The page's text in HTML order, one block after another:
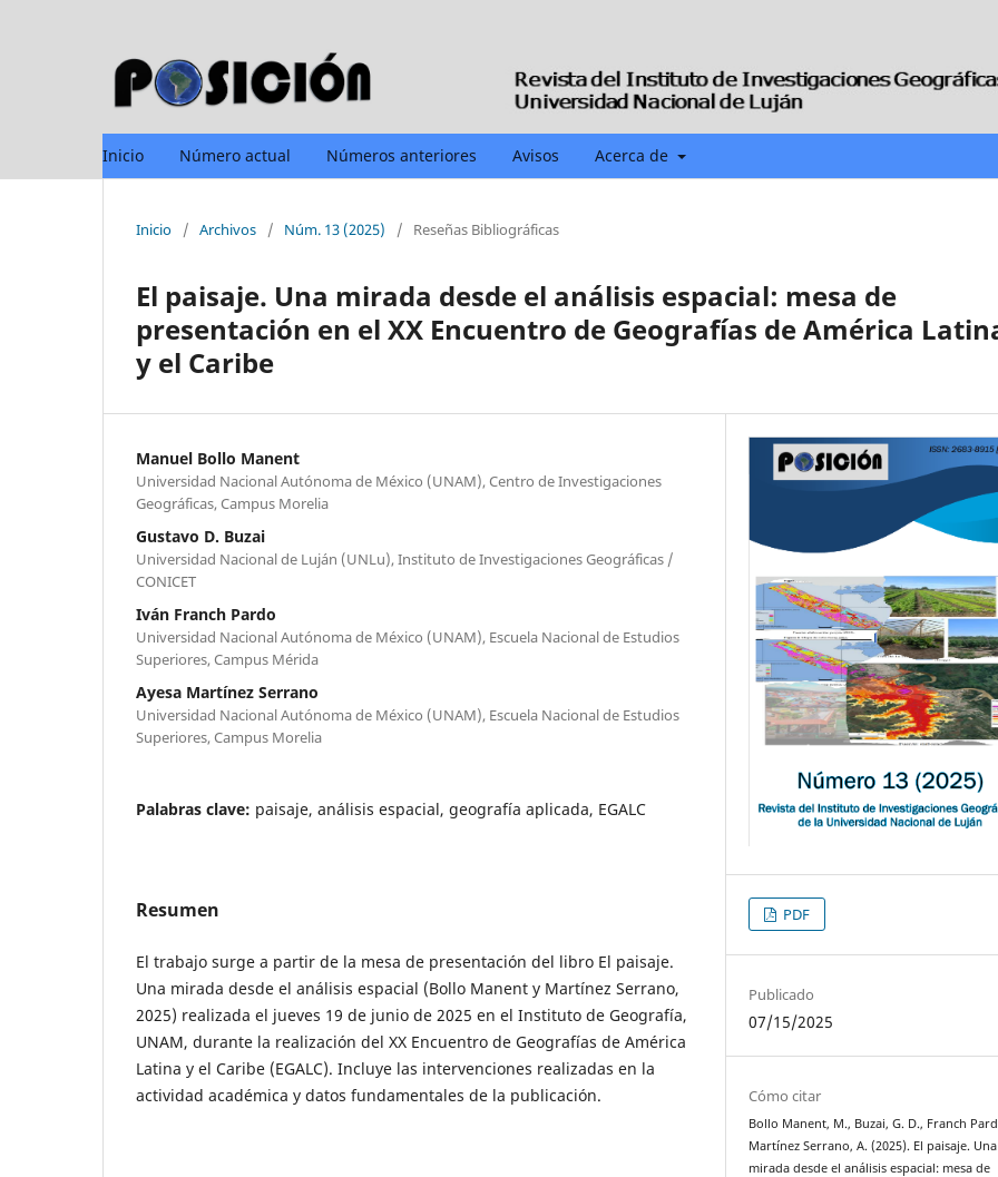
Inicio Número actual Números anteriores Avisos Acerca de
Inicio / Archivos / Núm. 13 (2025) / Reseñas Bibliográficas
El paisaje. Una mirada desde el análisis espacial: mesa de
presentación en el XX Encuentro de Geografías de América
y el Caribe
Manuel Bollo Manent
Universidad Nacional Autónoma de México (UNAM), Centro de Investigaciones
Geográficas, Campus Morelia
Gustavo D. Buzai
Universidad Nacional de Luján (UNLu), Instituto de Investigaciones Geográficas /
CONICET
Iván Franch Pardo
Universidad Nacional Autónoma de México (UNAM), Escuela Nacional de Estudios
Superiores, Campus Mérida
Ayesa Martínez Serrano
Universidad Nacional Autónoma de México (UNAM), Escuela Nacional de Estudios
Superiores, Campus Morelia
Palabras clave: paisaje, análisis espacial, geografía aplicada, EGALC
Resumen
El trabajo surge a partir de la mesa de presentación del libro El paisaje.
Una mirada desde el análisis espacial (Bollo Manent y Martínez Serrano,
2025) realizada el jueves 19 de junio de 2025 en el Instituto de Geografía,
UNAM, durante la realización del XX Encuentro de Geografías de América
Latina y el Caribe (EGALC). Incluye las intervenciones realizadas en la
actividad académica y datos fundamentales de la publicación.
PDF
Publicado
07/15/2025
Cómo citar
Bollo Manent, M., Buzai, G. D., Franch
Martínez Serrano, A. (2025). El paisaje. Una
mirada desde el análisis espacial: mesa de